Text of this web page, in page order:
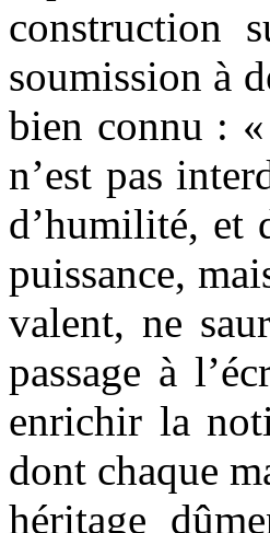
construction
soumission à
bien connu :
n’est pas
d’humilité, et
puissance,
valent, ne
passage à
enrichir la
dont chaque
héritage